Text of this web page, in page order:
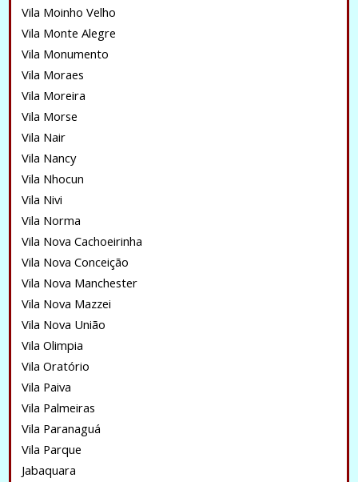
Vila Moinho Velho
Vila Monte Alegre
Vila Monumento
Vila Moraes
Vila Moreira
Vila Morse
Vila Nair
Vila Nancy
Vila Nhocun
Vila Nivi
Vila Norma
Vila Nova Cachoeirinha
Vila Nova Conceição
Vila Nova Manchester
Vila Nova Mazzei
Vila Nova União
Vila Olimpia
Vila Oratório
Vila Paiva
Vila Palmeiras
Vila Paranaguá
Vila Parque
Jabaquara